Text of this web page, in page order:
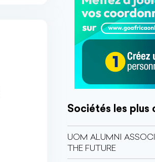
Sociétés les plus
UOM ALUMNI
THE FUTURE